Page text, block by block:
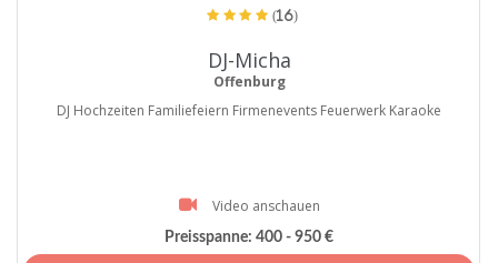
(16)
DJ-Micha
Offenburg
DJ Hochzeiten Familiefeiern Firmenevents Feuerwerk Karaoke
Video anschauen
Preisspanne: 400 - 950 €